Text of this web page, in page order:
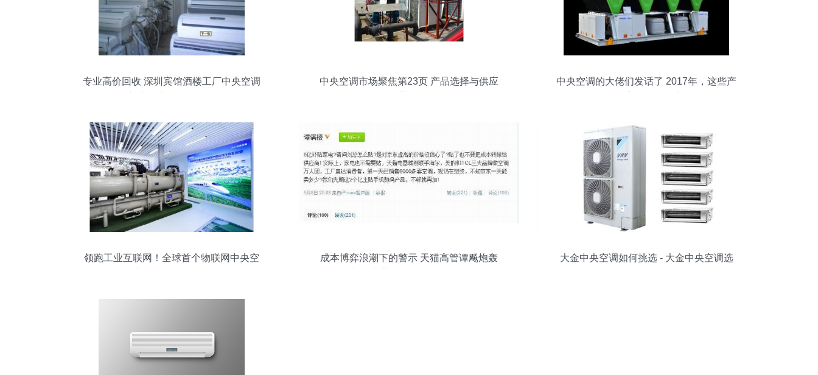
专业高价回收 深圳宾馆酒楼工厂中央空调
中央空调市场聚焦第23页 产品选择与供应
中央空调的大佬们发话了 2017年，这些产
领跑工业互联网！全球首个物联网中央空
成本博弈浪潮下的警示 天猫高管谭飚炮轰
大金中央空调如何挑选 - 大金中央空调选